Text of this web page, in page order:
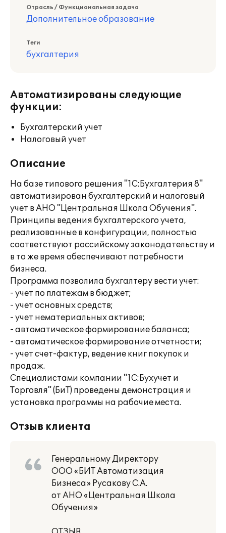
Отрасль / Функциональная задача
Дополнительное образование
Теги
бухгалтерия
Автоматизированы следующие
функции:
Бухгалтерский учет
Налоговый учет
Описание
На базе типового решения "1С:Бухгалтерия 8"
автоматизирован бухгалтерский и налоговый
учет в АНО "Центральная Школа Обучения".
Принципы ведения бухгалтерского учета,
реализованные в конфигурации, полностью
соответствуют российскому законодательству и
в то же время обеспечивают потребности
бизнеса.
Программа позволила бухгалтеру вести учет:
- учет по платежам в бюджет;
- учет основных средств;
- учет нематериальных активов;
- автоматическое формирование баланса;
- автоматическое формирование отчетности;
- учет счет-фактур, ведение книг покупок и
продаж.
Специалистами компании "1С:Бухучет и
Торговля" (БиТ) проведены демонстрация и
установка программы на рабочие места.
Отзыв клиента
Генеральному Директору
ООО «БИТ Автоматизация
Бизнеса» Русакову С.А.
от АНО «Центральная Школа
Обучения»